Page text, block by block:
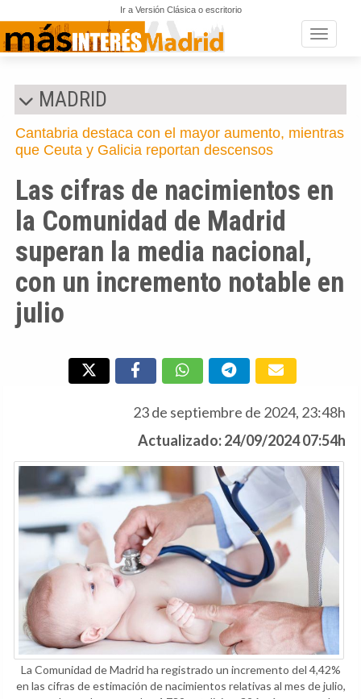
Ir a Versión Clásica o escritorio
Toggle
MADRID
Cantabria destaca con el mayor aumento, mientras
que Ceuta y Galicia reportan descensos
Las cifras de nacimientos en
la Comunidad de Madrid
superan la media nacional,
con un incremento notable en
julio
23 de septiembre de 2024, 23:48h
Actualizado: 24/09/2024 07:54h
La Comunidad de Madrid ha registrado un incremento del 4,42%
en las cifras de estimación de nacimientos relativas al mes de julio,